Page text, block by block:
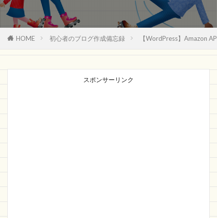
HOME 初心者のブログ作成備忘録 【WordPress】Amazon
スポンサーリンク